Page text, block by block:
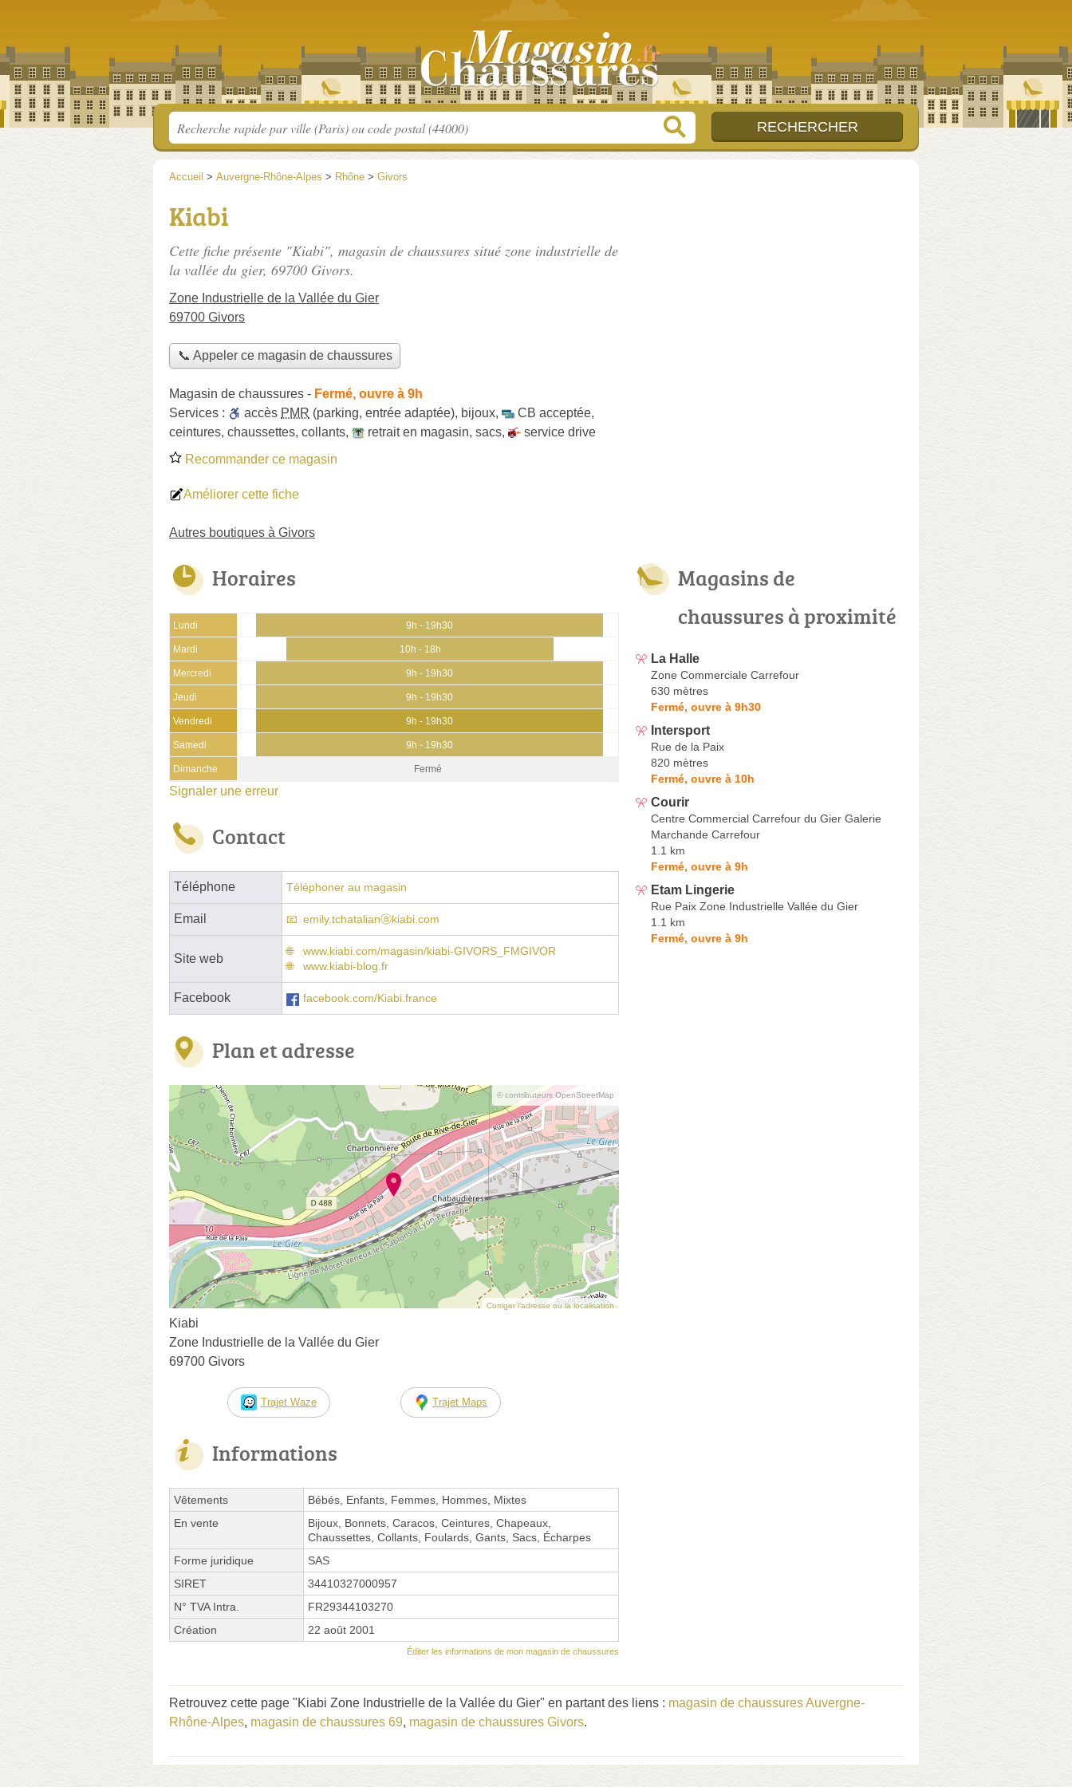
Accueil > Auvergne-Rhône-Alpes > Rhône > Givors
Kiabi
Cette fiche présente "Kiabi", magasin de chaussures situé zone industrielle de
la vallée du gier, 69700 Givors.
Zone Industrielle de la Vallée du Gier
69700 Givors
📞 Appeler ce magasin de chaussures
Magasin de chaussures - Fermé, ouvre à 9h
Services :
accès PMR (parking, entrée adaptée), bijoux, CB acceptée,
ceintures, chaussettes, collants, retrait en magasin, sacs,
service drive
Recommander ce magasin
Améliorer cette fiche
Autres boutiques à Givors
Horaires
Lundi 9h - 19h30
Mardi 10h - 18h
Mercredi 9h - 19h30
Jeudi 9h - 19h30
Vendredi 9h - 19h30
Samedi 9h - 19h30
Dimanche Fermé
Signaler une erreur
Contact
Téléphone Téléphoner au magasin
Email emily.tchatalianⓐkiabi.com
Site web
www.kiabi.com/magasin/kiabi-GIVORS_FMGIVOR
www.kiabi-blog.fr
Facebook facebook.com/Kiabi.france
Plan et adresse
© contributeurs OpenStreetMap
Corriger l’adresse ou la localisation
Kiabi
Zone Industrielle de la Vallée du Gier
69700 Givors
Trajet Waze Trajet Maps
Informations
Vêtements
Bébés, Enfants, Femmes, Hommes, Mixtes
En vente
Bijoux, Bonnets, Caracos, Ceintures, Chapeaux,
Chaussettes, Collants, Foulards, Gants, Sacs, Écharpes
Forme juridique
SAS
SIRET
34410327000957
N° TVA Intra.
FR29344103270
Création
22 août 2001
Éditer les informations de mon magasin de chaussures
Magasins de
chaussures à proximité
La Halle
Zone Commerciale Carrefour
630 mètres
Fermé, ouvre à 9h30
Intersport
Rue de la Paix
820 mètres
Fermé, ouvre à 10h
Courir
Centre Commercial Carrefour du Gier Galerie
Marchande Carrefour
1.1 km
Fermé, ouvre à 9h
Etam Lingerie
Rue Paix Zone Industrielle Vallée du Gier
1.1 km
Fermé, ouvre à 9h
Retrouvez cette page "Kiabi Zone Industrielle de la Vallée du Gier" en partant des liens : magasin de chaussures Auvergne-
Rhône-Alpes, magasin de chaussures 69, magasin de chaussures Givors.